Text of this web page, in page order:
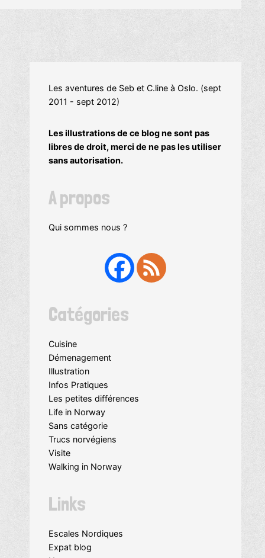
Les aventures de Seb et C.line à Oslo. (sept
2011 - sept 2012)
Les illustrations de ce blog ne sont pas
libres de droit, merci de ne pas les utiliser
sans autorisation.
A propos
Qui sommes nous ?
Catégories
Cuisine
Démenagement
Illustration
Infos Pratiques
Les petites différences
Life in Norway
Sans catégorie
Trucs norvégiens
Visite
Walking in Norway
Links
Escales Nordiques
Expat blog